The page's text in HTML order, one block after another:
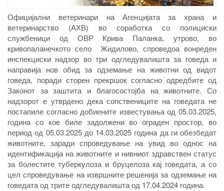
Официјални ветеринари на Агенцијата за храна и
ветеринарство (АХВ) во соработка со полициски
службеници од ОВР Крива Паланка, утрово, во
кривопаланечкото село Жидилово, спроведоа вонреден
инспекциски надзор во три одгледувалишта за говеда и
направија нов обид за одземање на животни од видот
говеда, поради сторен прекршок согласно одредбите од
Законот за заштита и благосостојба на животните. Со
надзорот е утврдено дека сопствениците на говедата не
постапиле согласно добиените известувања од 05.03.2025,
година со кое биле задолжени во ограден простор, во
период од 05.03.2025 до 14.03.2025 година да ги обезбедат
животните, заради спроведување на увид во однос на
идентификација на животните и нивниот здравствен статус
за болестите туберкулоза и бруцелоза кај говедата, а со
цел спроведување на извршните решенија за одземање на
говедата од трите одгледувалишта од 17.04.2024 година.